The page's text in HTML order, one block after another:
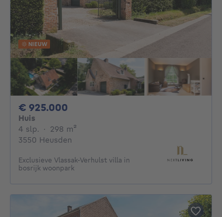
NIEUW
€ 925.000
Huis
4 slp. 4 slaapkamers
· 298 m²
3550 Heusden
Exclusieve Vlassak-Verhulst villa in
bosrijk woonpark